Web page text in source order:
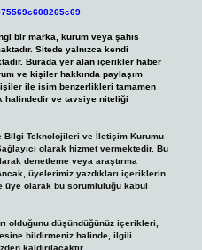
bir marka, kurum veya şahıs
Sitede yalnızca kendi
Burada yer alan içerikler haber
ve kişiler hakkında paylaşım
ile isim benzerlikleri tamamen
halindedir ve tavsiye niteliği
Bilgi Teknolojileri ve İletişim Kurumu
olarak hizmet vermektedir. Bu
denetleme veya araştırma
üyelerimiz yazdıkları içeriklerin
üye olarak bu sorumluluğu kabul
olduğunu düşündüğünüz içerikleri,
bildirmeniz halinde, ilgili